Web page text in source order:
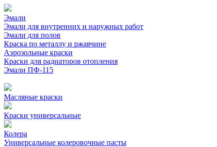
Эмали
Эмали для внутренних и наружных работ
Эмали для полов
Краска по металлу и ржавчине
Аэрозольные краски
Краски для радиаторов отопления
Эмали ПФ-115
Масляные краски
Краски универсальные
Колера
Универсальные колеровочные пасты